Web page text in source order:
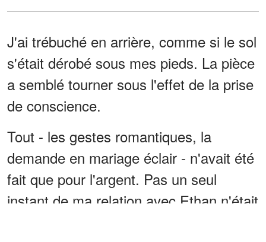
J'ai trébuché en arrière, comme si le sol
s'était dérobé sous mes pieds. La pièce
a semblé tourner sous l'effet de la prise
de conscience.
Tout - les gestes romantiques, la
demande en mariage éclair - n'avait été
fait que pour l'argent. Pas un seul
instant de ma relation avec Ethan n'était